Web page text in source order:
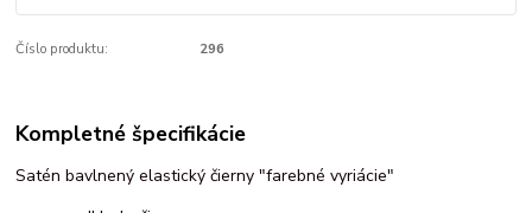
Číslo produktu: 296
Kompletné špecifikácie
Satén bavlnený elastický čierny "farebné vyriácie"